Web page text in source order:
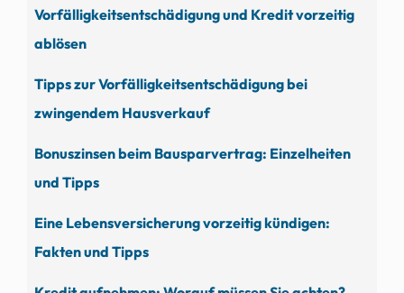
Vorfälligkeitsentschädigung und Kredit vorzeitig
ablösen
Tipps zur Vorfälligkeitsentschädigung bei
zwingendem Hausverkauf
Bonuszinsen beim Bausparvertrag: Einzelheiten
und Tipps
Eine Lebensversicherung vorzeitig kündigen:
Fakten und Tipps